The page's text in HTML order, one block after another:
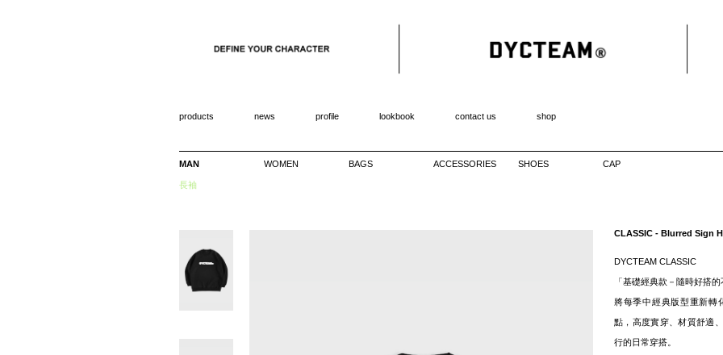
products news profile lookbook contact us shop
MAN WOMEN BAGS ACCESSORIES SHOES CAP
長袖
CLASSIC - Blurred Sign
DYCTEAM CLASSIC
「基礎經典款－隨時好搭的
將每季中經典版型重新轉
點，高度實穿、材質舒適
行的日常穿搭。